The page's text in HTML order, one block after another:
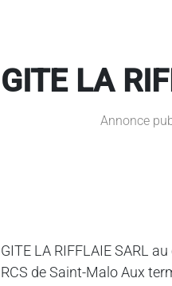
GITE LA
Annonce
GITE LA RIFFLAIE SARL
RCS de Saint-Malo Aux